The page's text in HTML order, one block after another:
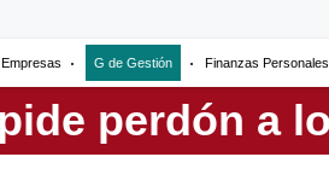
Empresas G de Gestión Finanzas Personales